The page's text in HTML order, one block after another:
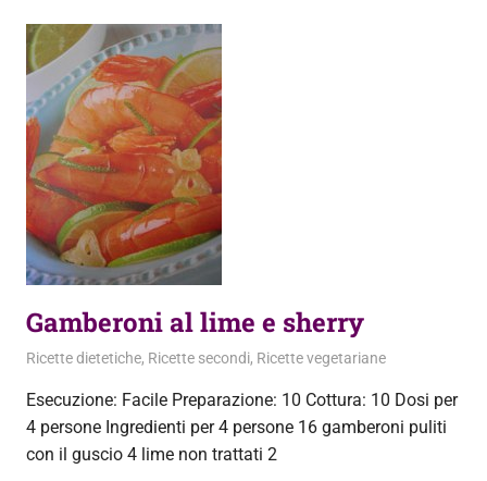
Gamberoni al lime e sherry
23 Dicembre 2012
admin
Ricette dietetiche, Ricette secondi, Ricette vegetariane
Esecuzione: Facile Preparazione: 10 Cottura: 10 Dosi per
4 persone Ingredienti per 4 persone 16 gamberoni puliti
con il guscio 4 lime non trattati 2